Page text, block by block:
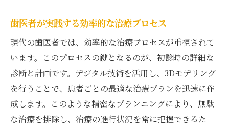
歯医者が実践する効率的な治療プロセス
現代の歯医者では、効率的な治療プロセスが重視されて
います。このプロセスの鍵となるのが、初診時の詳細な
診断と計画です。デジタル技術を活用し、3Dモデリング
を行うことで、患者ごとの最適な治療プランを迅速に作
成します。このような精密なプランニングにより、無駄
な治療を排除し、治療の進行状況を常に把握できるた